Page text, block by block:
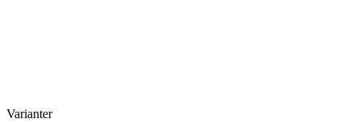
Varianter